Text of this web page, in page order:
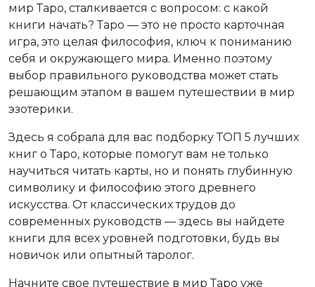
мир Таро, сталкивается с вопросом: с какой
книги начать? Таро — это не просто карточная
игра, это целая философия, ключ к пониманию
себя и окружающего мира. Именно поэтому
выбор правильного руководства может стать
решающим этапом в вашем путешествии в мир
эзотерики.
Здесь я собрала для вас подборку ТОП 5 лучших
книг о Таро, которые помогут вам не только
научиться читать карты, но и понять глубинную
символику и философию этого древнего
искусства. От классических трудов до
современных руководств — здесь вы найдете
книги для всех уровней подготовки, будь вы
новичок или опытный таролог.
Начните свое путешествие в мир Таро уже